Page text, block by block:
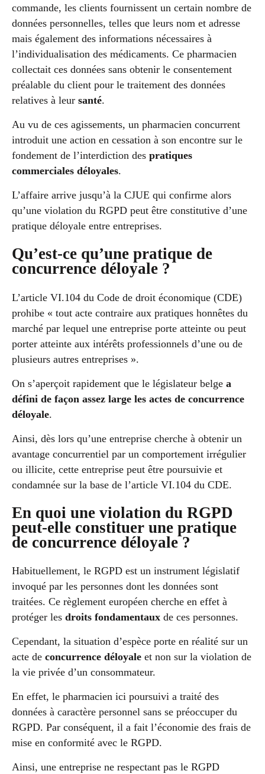
commande, les clients fournissent un certain nombre de
données personnelles, telles que leurs nom et adresse
mais également des informations nécessaires à
l’individualisation des médicaments. Ce pharmacien
collectait ces données sans obtenir le consentement
préalable du client pour le traitement des données
relatives à leur santé.
Au vu de ces agissements, un pharmacien concurrent
introduit une action en cessation à son encontre sur le
fondement de l’interdiction des pratiques
commerciales déloyales.
L’affaire arrive jusqu’à la CJUE qui confirme alors
qu’une violation du RGPD peut être constitutive d’une
pratique déloyale entre entreprises.
Qu’est-ce qu’une pratique de
concurrence déloyale ?
L’article VI.104 du Code de droit économique (CDE)
prohibe « tout acte contraire aux pratiques honnêtes du
marché par lequel une entreprise porte atteinte ou peut
porter atteinte aux intérêts professionnels d’une ou de
plusieurs autres entreprises ».
On s’aperçoit rapidement que le législateur belge a
défini de façon assez large les actes de concurrence
déloyale.
Ainsi, dès lors qu’une entreprise cherche à obtenir un
avantage concurrentiel par un comportement irrégulier
ou illicite, cette entreprise peut être poursuivie et
condamnée sur la base de l’article VI.104 du CDE.
En quoi une violation du RGPD
peut-elle constituer une pratique
de concurrence déloyale ?
Habituellement, le RGPD est un instrument législatif
invoqué par les personnes dont les données sont
traitées. Ce règlement européen cherche en effet à
protéger les droits fondamentaux de ces personnes.
Cependant, la situation d’espèce porte en réalité sur un
acte de concurrence déloyale et non sur la violation de
la vie privée d’un consommateur.
En effet, le pharmacien ici poursuivi a traité des
données à caractère personnel sans se préoccuper du
RGPD. Par conséquent, il a fait l’économie des frais de
mise en conformité avec le RGPD.
Ainsi, une entreprise ne respectant pas le RGPD